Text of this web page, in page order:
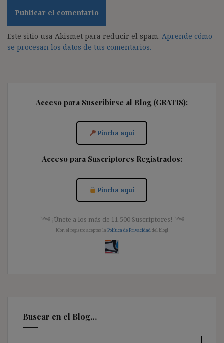
Este sitio usa Akismet para reducir el spam. Aprende cómo
se procesan los datos de tus comentarios.
Acceso para Suscribirse al Blog (GRATIS):
Pincha aquí
Acceso para Suscriptores Registrados:
Pincha aquí
༺ ¡Únete a los más de 11.500 Suscriptores! ༺
[Con el registro aceptas la Política de Privacidad del blog]
Buscar en el Blog…